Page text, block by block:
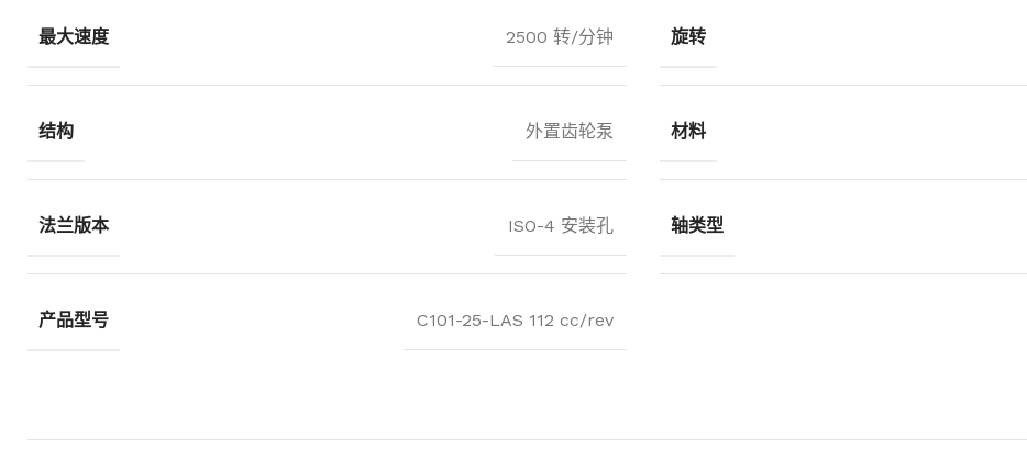
最大速度 2500 转/分钟 旋转
结构 外置齿轮泵 材料
法兰版本 ISO-4 安装孔 轴类型
产品型号 C101-25-LAS 112 cc/rev